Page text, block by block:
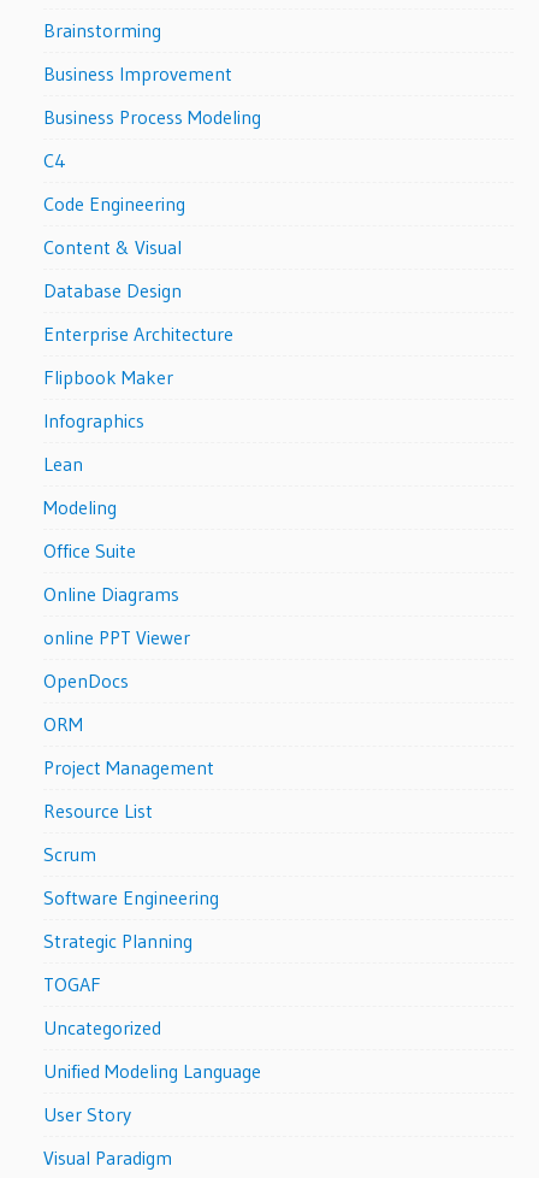
Brainstorming
Business Improvement
Business Process Modeling
C4
Code Engineering
Content & Visual
Database Design
Enterprise Architecture
Flipbook Maker
Infographics
Lean
Modeling
Office Suite
Online Diagrams
online PPT Viewer
OpenDocs
ORM
Project Management
Resource List
Scrum
Software Engineering
Strategic Planning
TOGAF
Uncategorized
Unified Modeling Language
User Story
Visual Paradigm